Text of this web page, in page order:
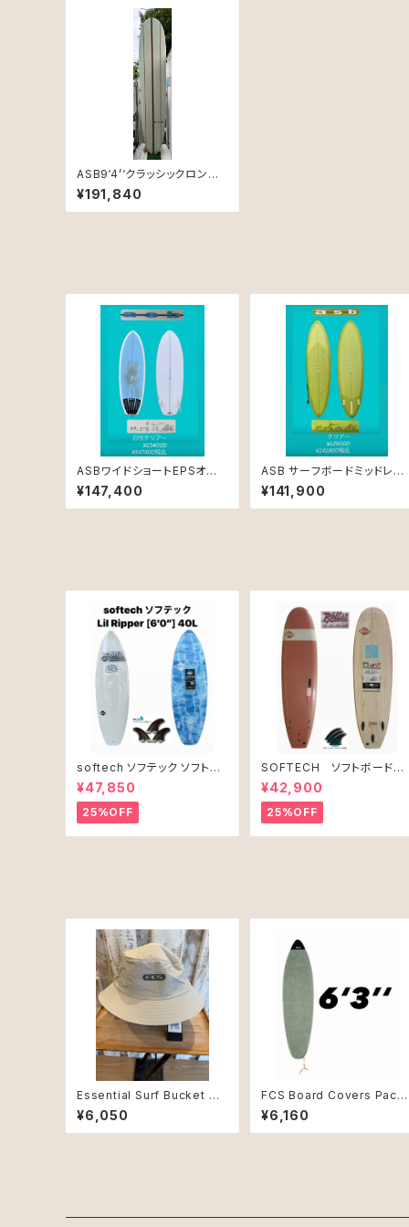
ASB9‘4’‘クラッシックロング
ボード
¥191,840
ASBワイドショートEPSオー
ダーメイド制
¥147,400
ASB サーフボードミッドレン
グスPUオーダーメイド専用
¥141,900
softech ソフテック ソフトボ
ード Lil Ripper リル リッパー
[6’0”] 40L
¥47,850
25%OFF
SOFTECH ソフトボード
7'0" ROLLER CLAY
¥42,900
25%OFF
Essential Surf Bucket Ha
t Warm Grey Lサイズ
¥6,050
FCS Board Covers
ble Stretch Cover 6'3" S
hortboard Alpine
¥6,160